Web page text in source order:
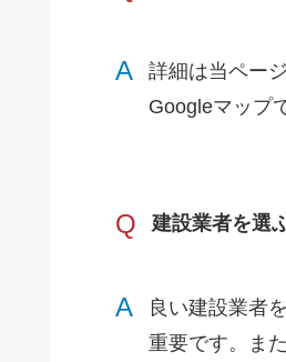
A
詳細は当ペー
Googleマップ
Q 建設業者を選
A
良い建設業者
重要です。ま